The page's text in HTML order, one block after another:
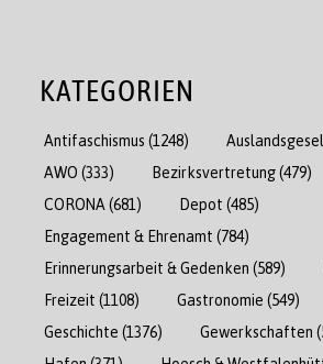
KATEGORIEN
Antifaschismus (1248)
AWO (333) Bezirksvertretung(479)
CORONA (681) Depot (485)
Engagement & Ehrenamt (784)
Erinnerungsarbeit & Gedenken (589)
Freizeit (1108) Gastronomie (549)
Geschichte (1376) Gewerkschaften